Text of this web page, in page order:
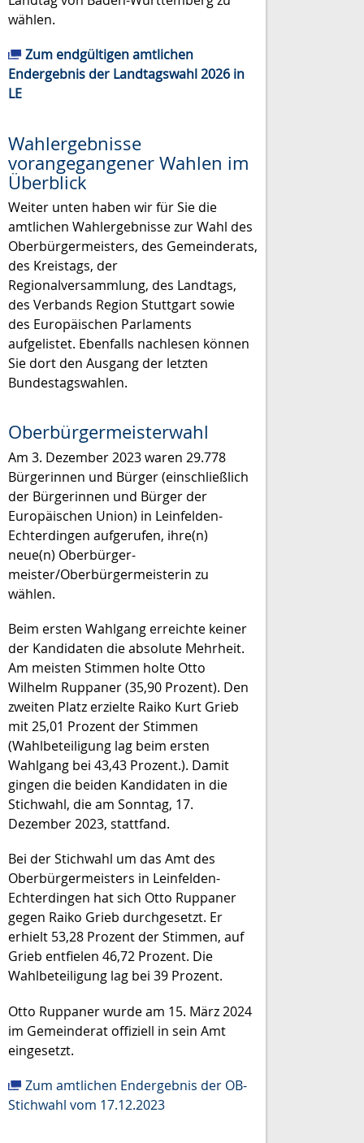
wählen.
Zum endgültigen amtlichen
Endergebnis der Landtagswahl 2026 in
LE
Wahlergebnisse
vorangegangener Wahlen im
Überblick
Weiter unten haben wir für Sie die
amtlichen Wahlergebnisse zur Wahl des
Oberbürgermeisters, des Gemeinderats,
des Kreistags, der
Regionalversammlung, des Landtags,
des Verbands Region Stuttgart sowie
des Europäischen Parlaments
aufgelistet. Ebenfalls nachlesen können
Sie dort den Ausgang der letzten
Bundestagswahlen.
Oberbürgermeisterwahl
Am 3. Dezember 2023 waren 29.778
Bürgerinnen und Bürger (einschließlich
der Bürgerinnen und Bürger der
Europäischen Union) in Leinfelden-
Echterdingen aufgerufen, ihre(n)
neue(n) Oberbürger­
meister/Oberbürger­meisterin zu
wählen.
Beim ersten Wahlgang erreichte keiner
der Kandidaten die absolute Mehrheit.
Am meisten Stimmen holte Otto
Wilhelm Ruppaner (35,90 Prozent). Den
zweiten Platz erzielte Raiko Kurt Grieb
mit 25,01 Prozent der Stimmen
(Wahlbeteiligung lag beim ersten
Wahlgang bei 43,43 Prozent.). Damit
gingen die beiden Kandidaten in die
Stichwahl, die am Sonntag, 17.
Dezember 2023, stattfand.
Bei der Stichwahl um das Amt des
Oberbürgermeisters in Leinfelden-
Echterdingen hat sich Otto Ruppaner
gegen Raiko Grieb durchgesetzt. Er
erhielt 53,28 Prozent der Stimmen, auf
Grieb entfielen 46,72 Prozent. Die
Wahlbeteiligung lag bei 39 Prozent.
Otto Ruppaner wurde am 15. März 2024
im Gemeinderat offiziell in sein Amt
eingesetzt.
Zum amtlichen Endergebnis der OB-
Stichwahl vom 17.12.2023